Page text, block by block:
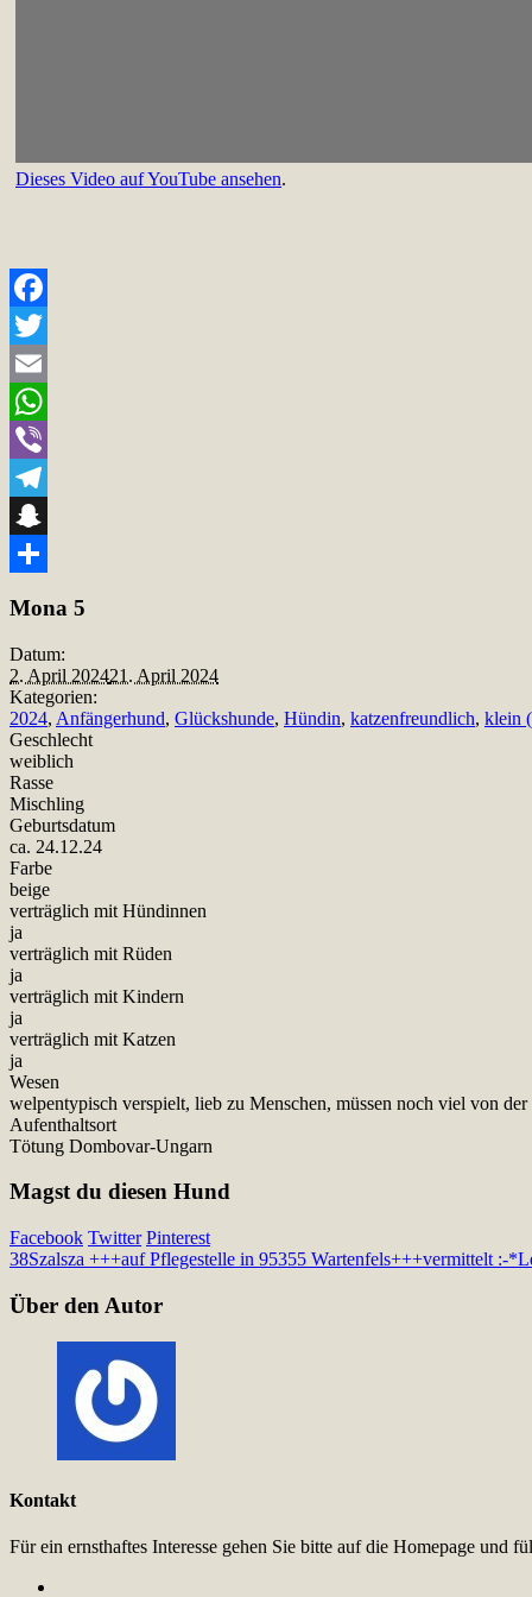
Dieses Video auf YouTube ansehen.
Facebook
Twitter
Email
WhatsApp
Viber
Telegram
Snapchat
Mona 5
Datum:
2. April 202421. April 2024
Kategorien:
2024, Anfängerhund, Glückshunde, Hündin, katzenfreundlich, klein
Geschlecht
weiblich
Rasse
Mischling
Geburtsdatum
ca. 24.12.24
Farbe
beige
verträglich mit Hündinnen
ja
verträglich mit Rüden
ja
verträglich mit Kindern
ja
verträglich mit Katzen
ja
Wesen
welpentypisch verspielt, lieb zu Menschen, müssen noch viel von der
Aufenthaltsort
Tötung Dombovar-Ungarn
Magst du diesen Hund
Facebook Twitter Pinterest
38Szalsza +++auf Pflegestelle in 95355 Wartenfels+++vermittelt :-*
Über den Autor
Kontakt
Für ein ernsthaftes Interesse gehen Sie bitte auf die Homepage und